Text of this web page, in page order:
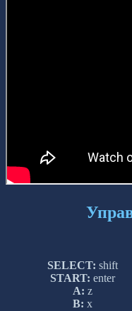
SELECT: shift
START: enter
A: z
B: x